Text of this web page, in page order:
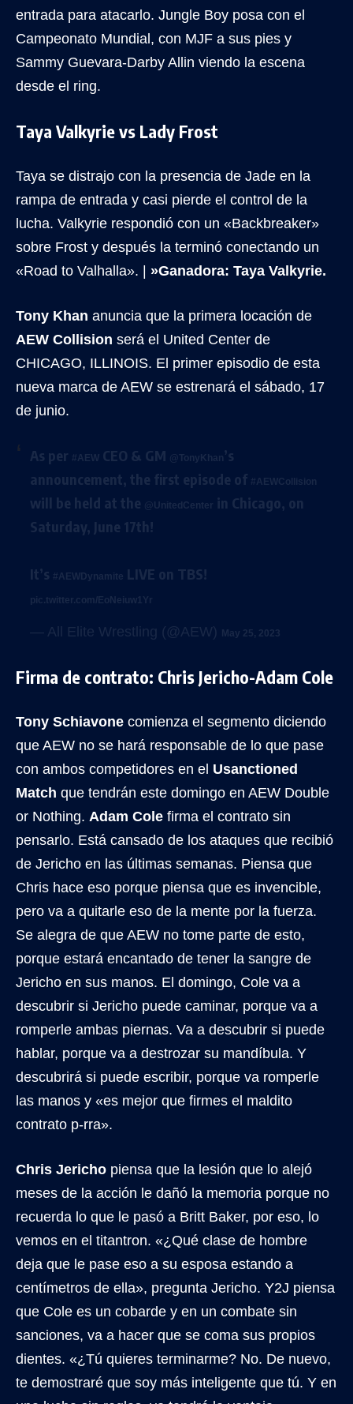
entrada para atacarlo. Jungle Boy posa con el
Campeonato Mundial, con MJF a sus pies y
Sammy Guevara-Darby Allin viendo la escena
desde el ring.
Taya Valkyrie vs Lady Frost
Taya se distrajo con la presencia de Jade en la
rampa de entrada y casi pierde el control de la
lucha. Valkyrie respondió con un «Backbreaker»
sobre Frost y después la terminó conectando un
«Road to Valhalla». | »Ganadora: Taya Valkyrie.
Tony Khan anuncia que la primera locación de
AEW Collision será el United Center de
CHICAGO, ILLINOIS. El primer episodio de esta
nueva marca de AEW se estrenará el sábado, 17
de junio.
As per #AEW CEO & GM @TonyKhan’s
announcement, the first episode of #AEWCollision
will be held at the @UnitedCenter in Chicago, on
Saturday, June 17th!
It’s #AEWDynamite LIVE on TBS!
pic.twitter.com/EoNeiuw1Yr
— All Elite Wrestling (@AEW) May 25, 2023
Firma de contrato: Chris Jericho-Adam Cole
Tony Schiavone comienza el segmento diciendo
que AEW no se hará responsable de lo que pase
con ambos competidores en el Usanctioned
Match que tendrán este domingo en AEW Double
or Nothing. Adam Cole firma el contrato sin
pensarlo. Está cansado de los ataques que recibió
de Jericho en las últimas semanas. Piensa que
Chris hace eso porque piensa que es invencible,
pero va a quitarle eso de la mente por la fuerza.
Se alegra de que AEW no tome parte de esto,
porque estará encantado de tener la sangre de
Jericho en sus manos. El domingo, Cole va a
descubrir si Jericho puede caminar, porque va a
romperle ambas piernas. Va a descubrir si puede
hablar, porque va a destrozar su mandíbula. Y
descubrirá si puede escribir, porque va romperle
las manos y «es mejor que firmes el maldito
contrato p-rra».
Chris Jericho piensa que la lesión que lo alejó
meses de la acción le dañó la memoria porque no
recuerda lo que le pasó a Britt Baker, por eso, lo
vemos en el titantron. «¿Qué clase de hombre
deja que le pase eso a su esposa estando a
centímetros de ella», pregunta Jericho. Y2J piensa
que Cole es un cobarde y en un combate sin
sanciones, va a hacer que se coma sus propios
dientes. «¿Tú quieres terminarme? No. De nuevo,
te demostraré que soy más inteligente que tú. Y en